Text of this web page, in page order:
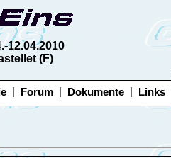
12.04.2010
(F)
| Forum | Dokumente | Links